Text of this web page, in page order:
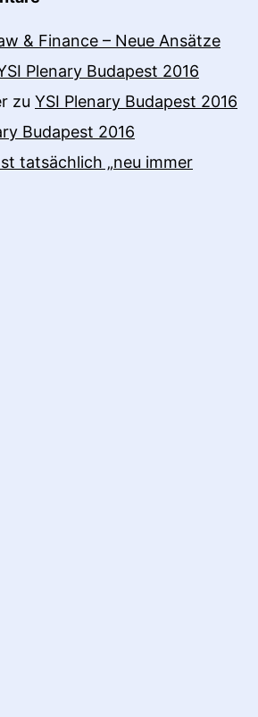
& Finance – Neue Ansätze
Plenary Budapest 2016
zu YSI Plenary Budapest 2016
Budapest 2016
tatsächlich „neu immer